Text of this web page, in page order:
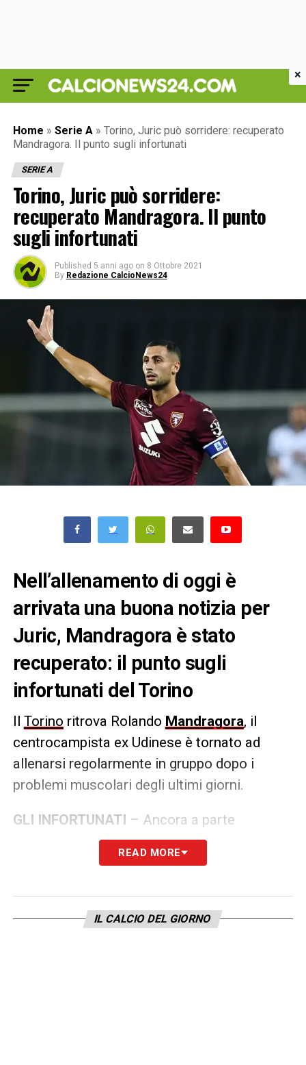
Home » Serie A » Torino, Juric può sorridere: recuperato
Mandragora. Il punto sugli infortunati
SERIE A
Torino, Juric può sorridere:
recuperato Mandragora. Il punto
sugli infortunati
Published 5 anni ago on 8 Ottobre 2021
By Redazione CalcioNews24
Nell’allenamento di oggi è
arrivata una buona notizia per
Juric, Mandragora è stato
recuperato: il punto sugli
infortunati del Torino
Il Torino ritrova Rolando Mandragora, il
centrocampista ex Udinese è tornato ad
allenarsi regolarmente in gruppo dopo i
problemi muscolari degli ultimi giorni.
GLI INFORTUNATI – Ancora a parte
Pobega, ma filtra comunque
ottimismo in casa granata. A parte anche
ripresa del campionato, quindi, Juric
READ MORE
IL CALCIO DEL GIORNO
×